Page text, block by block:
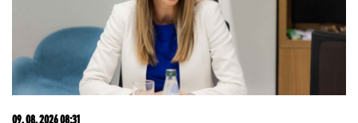
"Kriminalci plaču kad me vide!"
Mnogi ne znaju čime se nekadašnji
voditelj Lude kuće bavi daleko od
Srbije